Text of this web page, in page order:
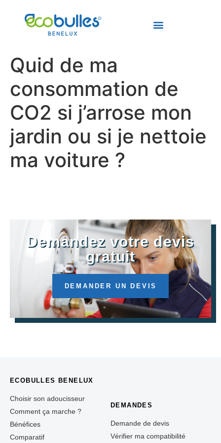
Quid de ma
consommation de
CO2 si j’arrose mon
jardin ou si je nettoie
ma voiture ?
Demandez votre devis
gratuit
DEMANDER UN DEVIS
ECOBULLES BENELUX
Choisir son adoucisseur
Comment ça marche ?
Bénéfices
Comparatif
DEMANDES
Demande de devis
Vérifier ma compatibilité